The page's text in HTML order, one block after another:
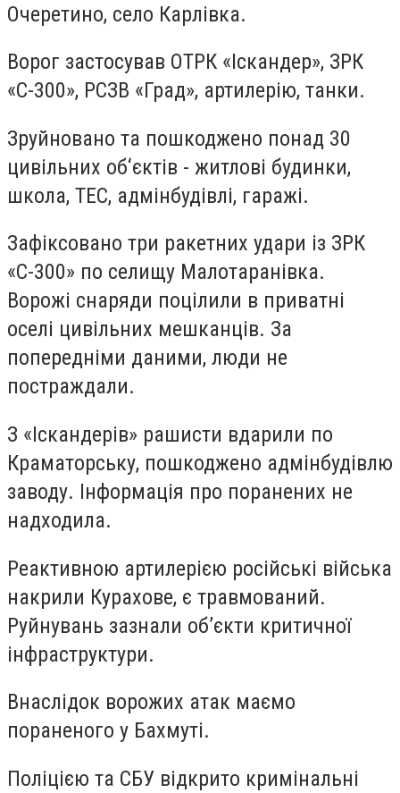
Очеретино, село Карлівка.
Ворог застосував ОТРК «Іскандер», ЗРК
«С-300», РСЗВ «Град», артилерію, танки.
Зруйновано та пошкоджено понад 30
цивільних об‘єктів - житлові будинки,
школа, ТЕС, адмінбудівлі, гаражі.
Зафіксовано три ракетних удари із ЗРК
«С-300» по селищу Малотаранівка.
Ворожі снаряди поцілили в приватні
оселі цивільних мешканців. За
попередніми даними, люди не
постраждали.
З «Іскандерів» рашисти вдарили по
Краматорську, пошкоджено адмінбудівлю
заводу. Інформація про поранених не
надходила.
Реактивною артилерією російські війська
накрили Курахове, є травмований.
Руйнувань зазнали об’єкти критичної
інфраструктури.
Внаслідок ворожих атак маємо
пораненого у Бахмуті.
Поліцією та СБУ відкрито кримінальні